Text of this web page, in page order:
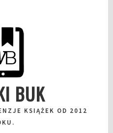
BUK
KSIĄŻEK OD 2012